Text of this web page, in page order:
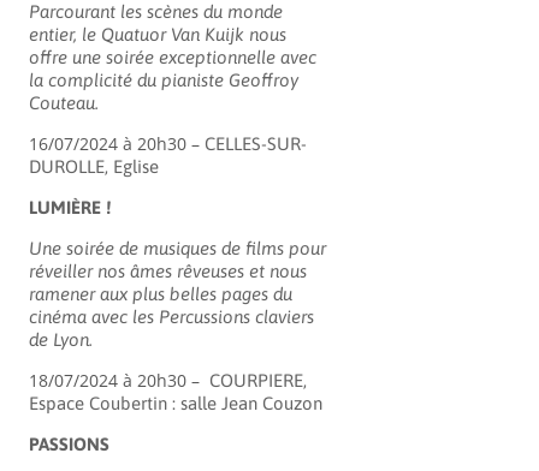
Parcourant les scènes du monde
entier, le Quatuor Van Kuijk nous
offre une soirée exceptionnelle avec
la complicité du pianiste Geoffroy
Couteau.
16/07/2024 à 20h30 – CELLES-SUR-
DUROLLE, Eglise
LUMIÈRE !
Une soirée de musiques de films pour
réveiller nos âmes rêveuses et nous
ramener aux plus belles pages du
cinéma avec les Percussions claviers
de Lyon.
18/07/2024 à 20h30 – COURPIERE,
Espace Coubertin : salle Jean Couzon
PASSIONS